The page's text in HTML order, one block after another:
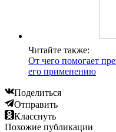
Читайте также:
От чего помогает
его применению
Поделиться
Отправить
Класснуть
Похожие публикации